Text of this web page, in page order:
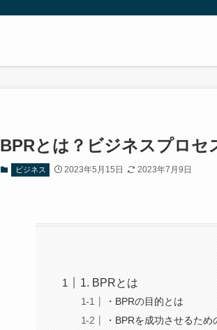
BPRとは？ビジネスプロセ
ビジネス 2023年5月15日 2023年7月9日
1. BPRとは
・BPRの目的とは
・BPRを成功させるため